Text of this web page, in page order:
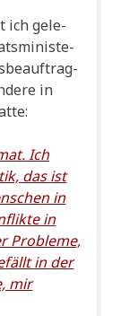
ich gele­
in
Ich
das ist
in
in
Pro­ble­me,
in der
mir